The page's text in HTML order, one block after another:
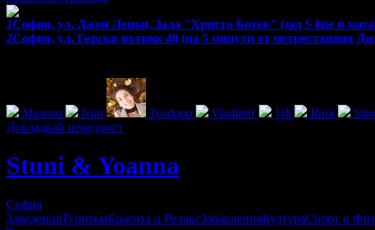
1София, ул. Джон Ленън, Зала "Христо Ботев" (зад S line и
2София, ул. Горски пътник 40 (на 5 минути от метростанция
Милена Ivan Теодора Vladimir Vili Birol
Докладвай нередност
Stuni & Yoanna
София
ЗаведенияТуризъмКрасота и РелаксЗабавленияКултураСпорт и